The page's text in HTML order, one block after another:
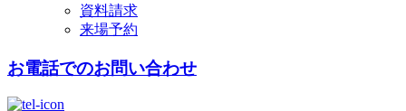
資料請求
来場予約
お電話でのお問い合わせ